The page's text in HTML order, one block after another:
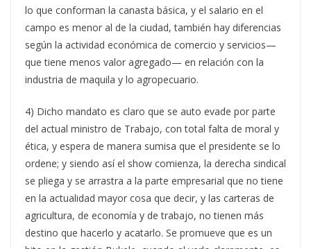
lo que conforman la canasta básica, y el salario en el
campo es menor al de la ciudad, también hay diferencias
según la actividad económica de comercio y servicios—
que tiene menos valor agregado— en relación con la
industria de maquila y lo agropecuario.
4) Dicho mandato es claro que se auto evade por parte
del actual ministro de Trabajo, con total falta de moral y
ética, y espera de manera sumisa que el presidente se lo
ordene; y siendo así el show comienza, la derecha sindical
se pliega y se arrastra a la parte empresarial que no tiene
en la actualidad mayor cosa que decir, y las carteras de
agricultura, de economía y de trabajo, no tienen más
destino que hacerlo y acatarlo. Se promueve que es un